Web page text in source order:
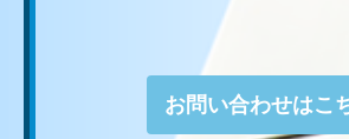
お問い合わせはこ
お問い合わせはこ